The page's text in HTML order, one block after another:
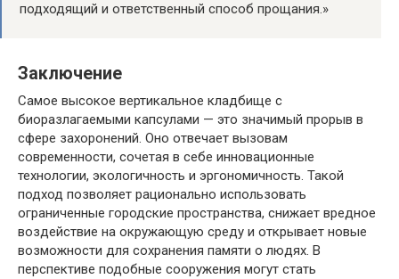
подходящий и ответственный способ прощания.»
Заключение
Самое высокое вертикальное кладбище с
биоразлагаемыми капсулами — это значимый прорыв в
сфере захоронений. Оно отвечает вызовам
современности, сочетая в себе инновационные
технологии, экологичность и эргономичность. Такой
подход позволяет рационально использовать
ограниченные городские пространства, снижает вредное
воздействие на окружающую среду и открывает новые
возможности для сохранения памяти о людях. В
перспективе подобные сооружения могут стать